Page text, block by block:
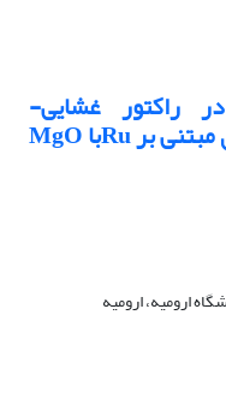
راکتور غشایی-
کاتالیزوری از طریق کاتالیزورهای مبتنی بر Ruبا MgO
ارومیه، ارومیه